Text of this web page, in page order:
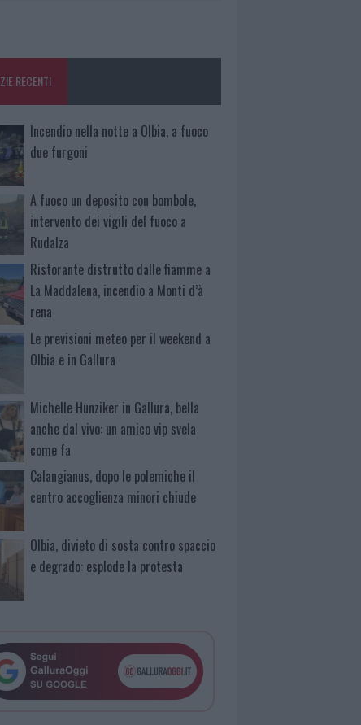
RECENTI
Incendio nella notte a Olbia, a fuoco
due furgoni
A fuoco un deposito con bombole,
intervento dei vigili del fuoco a
Rudalza
Ristorante distrutto dalle fiamme a
La Maddalena, incendio a Monti d’à
rena
Le previsioni meteo per il weekend a
Olbia e in Gallura
Michelle Hunziker in Gallura, bella
anche dal vivo: un amico vip svela
come fa
Calangianus, dopo le polemiche il
centro accoglienza minori chiude
Olbia, divieto di sosta contro spaccio
e degrado: esplode la protesta